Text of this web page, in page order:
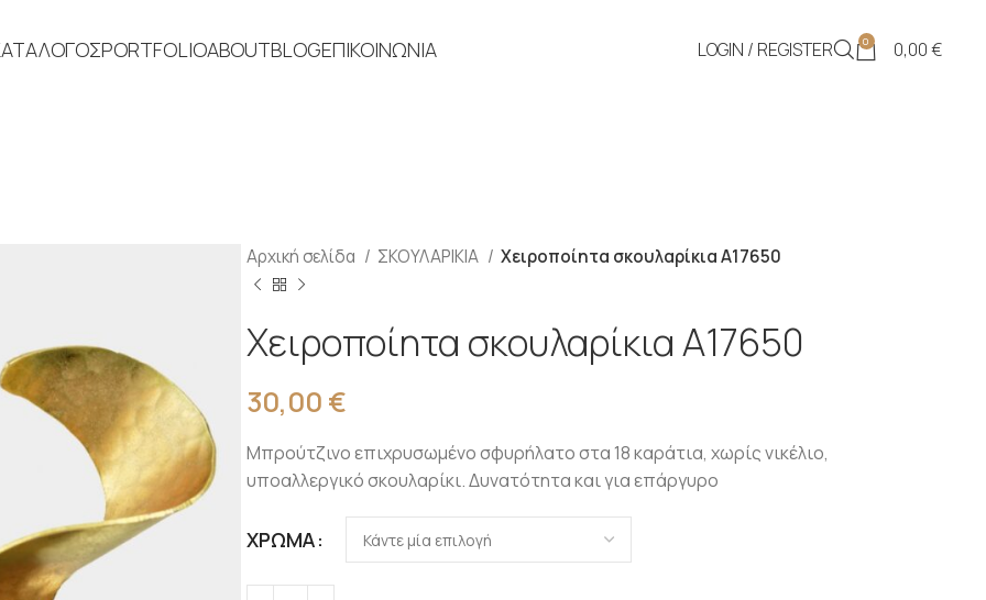
PORTFOLIOABOUTBLOGΕΠΙΚΟΙΝΩΝΙΑ LOGIN / REGISTER 0 0,00€
Αρχική σελίδα ΣΚΟΥΛΑΡΙΚΙΑ Χειροποίητα σκουλαρίκια Α17650
Χειροποίητα σκουλαρίκια Α17650
30,00 €
Μπρούτζινο επιχρυσωμένο σφυρήλατο στα 18 καράτια, χωρίς νικέλιο,
υποαλλεργικό σκουλαρίκι. Δυνατότητα και για επάργυρο
ΧΡΏΜΑ